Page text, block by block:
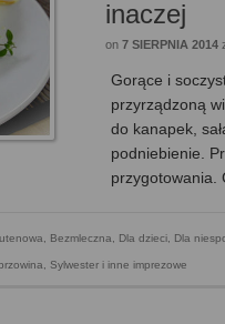
inaczej
on7 SIERPNIA 2014
Gorące i
przyrządzoną
do kanapek,
podniebienie.
, Bezmleczna, Dla dzieci, Dla
, Sylwester i inne imprezowe